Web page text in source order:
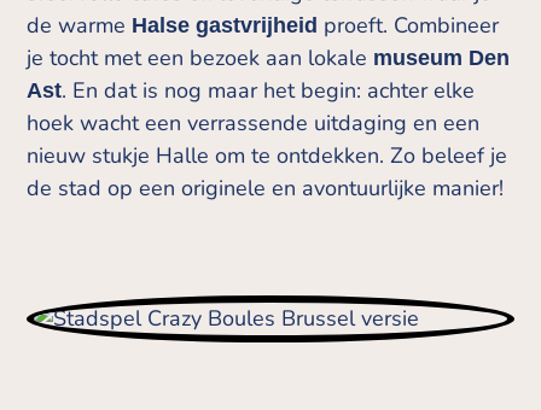
de warme Halse gastvrijheid proeft. Combineer
je tocht met een bezoek aan lokale museum Den
Ast. En dat is nog maar het begin: achter elke
hoek wacht een verrassende uitdaging en een
nieuw stukje Halle om te ontdekken. Zo beleef je
de stad op een originele en avontuurlijke manier!